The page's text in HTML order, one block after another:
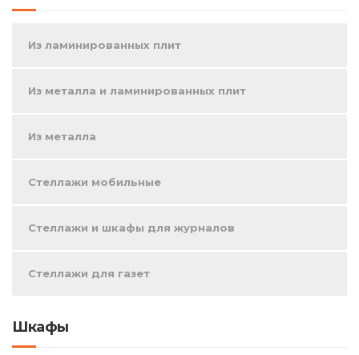
Из ламинированных плит
Из металла и ламинированных плит
Из металла
Стеллажи мобильные
Стеллажи и шкафы для журналов
Стеллажи для газет
Шкафы